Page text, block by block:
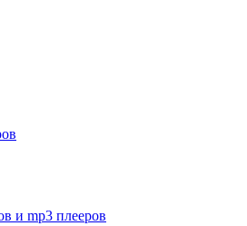
и mp3 плееров